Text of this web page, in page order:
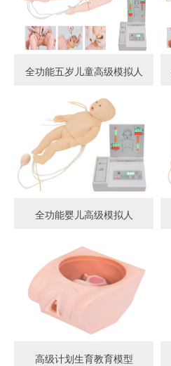
全功能五岁儿童高级模拟人
全功能婴儿高级模拟人
高级计划生育教育模型